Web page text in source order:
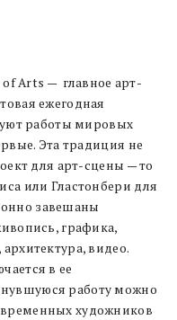
of Arts — главное арт-
ежегодная
работы мировых
Эта традиция не
для арт-сцены — то
или Гластонбери для
завешаны
графика,
видео.
в ее
работу можно
художников